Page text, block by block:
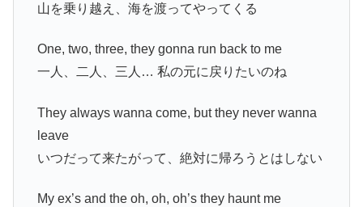
山を乗り越え、海を渡ってやってくる
One, two, three, they gonna run back to me
一人、二人、三人… 私の元に戻りたいのね
They always wanna come, but they never wanna
leave
いつだって来たがって、絶対に帰ろうとはしない
My ex’s and the oh, oh, oh’s they haunt me